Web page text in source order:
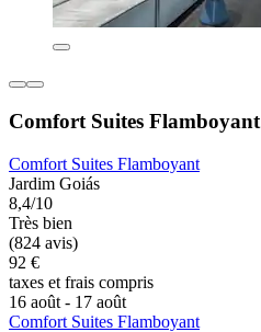
Comfort Suites Flamboyant
Comfort Suites Flamboyant
Jardim Goiás
8,4/10
Très bien
(824 avis)
92 €
taxes et frais compris
16 août - 17 août
Comfort Suites Flamboyant